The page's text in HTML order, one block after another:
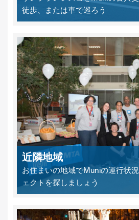
徒歩、または車で巡ろう
近隣地域
お住まいの地域でMuniの運行状
ェクトを探しましょう